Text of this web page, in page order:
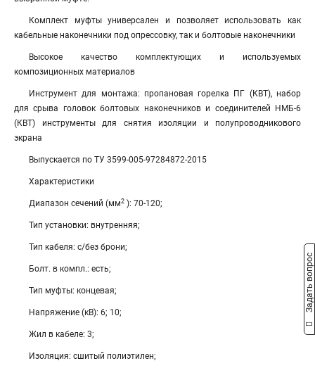
Комплект муфты универсален и позволяет использовать как
кабельные наконечники под опрессовку, так и болтовые наконечники
Высокое качество комплектующих и используемых
композиционных материалов
Инструмент для монтажа: пропановая горелка ПГ (КВТ), набор
для срыва головок болтовых наконечников и соединителей НМБ-6
(КВТ) инструменты для снятия изоляции и полупроводникового
экрана
Выпускается по ТУ 3599-005-97284872-2015
Характеристики
Диапазон сечений (мм2 ): 70-120;
Тип установки: внутренняя;
Тип кабеля: с/без брони;
Болт. в компл.: есть;
Тип муфты: концевая;
Напряжение (кВ): 6; 10;
Жил в кабеле: 3;
Изоляция: сшитый полиэтилен;
Задать вопрос